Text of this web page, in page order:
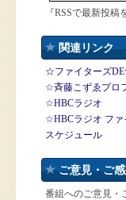
『RSSで最新投稿
関連リンク
☆ファイターズDE
☆斉藤こずゑプロ
☆HBCラジオ
☆HBCラジオ ファ
スケジュール
ご意見・ご
番組へのご意見・